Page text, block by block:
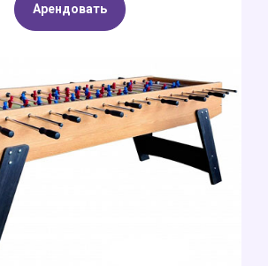
Арендовать